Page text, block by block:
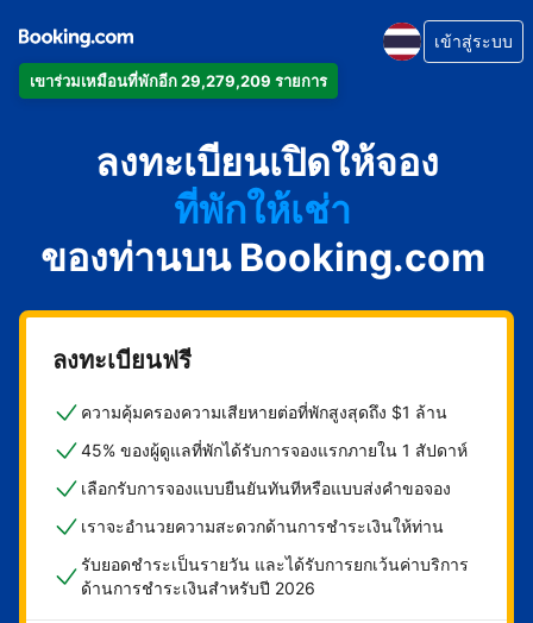
เข้าร่วมเหมือนที่พักอีก 29,279,209 รายการ
เข้าสู่ระบบ
ลงทะเบียนเปิดให้จอง
อพาร์ตเมนต์
โรงแรม
ที่พักให้เช่า
เกสต์เฮาส์
บีแอนด์บี
ของท่านบน Booking.com
ลงทะเบียนฟรี
ความคุ้มครองความเสียหายต่อที่พักสูงสุดถึง $1 ล้าน
45% ของผู้ดูแลที่พักได้รับการจองแรกภายใน 1 สัปดาห์
เลือกรับการจองแบบยืนยันทันทีหรือแบบส่งคำขอจอง
เราจะอำนวยความสะดวกด้านการชำระเงินให้ท่าน
รับยอดชำระเป็นรายวัน และได้รับการยกเว้นค่าบริการ
ด้านการชำระเงินสำหรับปี 2026